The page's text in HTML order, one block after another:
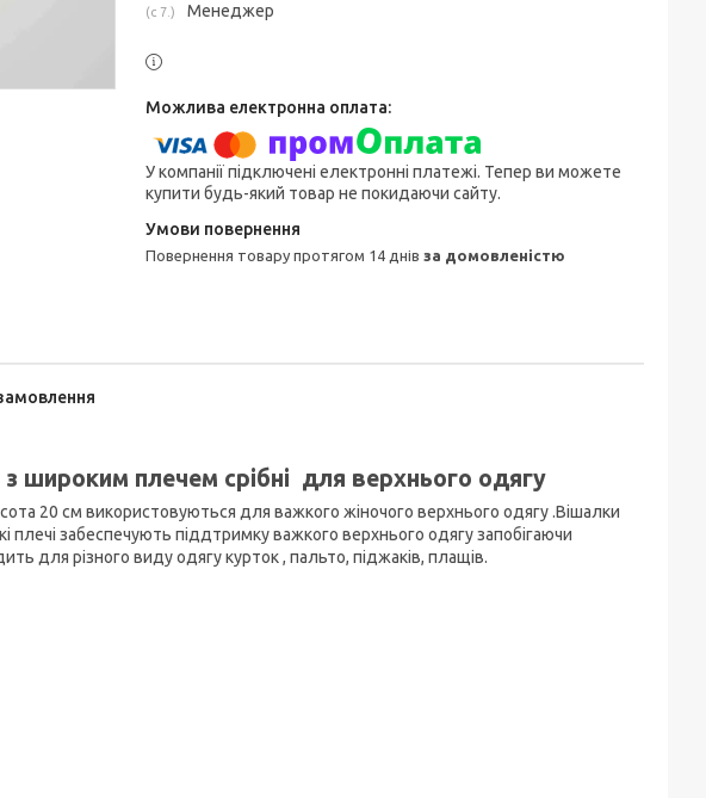
с 7. Менеджер
У компанії підключені електронні платежі. Тепер ви можете
купити будь-який товар не покидаючи сайту.
повернення товару протягом 14 днів за домовленістю
широким плечем срібні для верхнього одягу
20 см використовуються для важкого жіночого верхнього одягу .Вішалки
плечі забеспечують піддтримку важкого верхнього одягу запобігаючи
для різного виду одягу курток , пальто, піджаків, плащів.